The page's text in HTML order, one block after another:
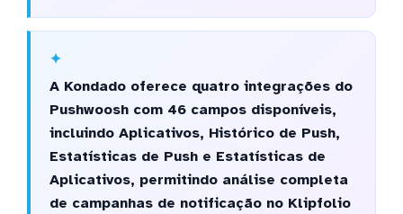
A Kondado oferece quatro integrações do
Pushwoosh com 46 campos disponíveis,
incluindo Aplicativos, Histórico de Push,
Estatísticas de Push e Estatísticas de
Aplicativos, permitindo análise completa
de campanhas de notificação no Klipfolio